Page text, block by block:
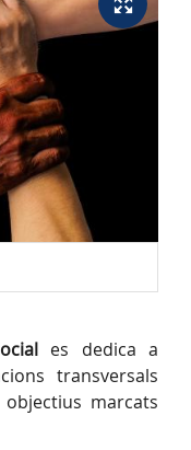
es dedica a
transversals
marcats